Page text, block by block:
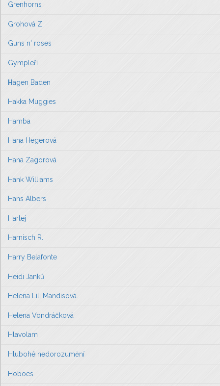
Grenhorns
Grohová Z.
Guns n' roses
Gympleři
Hagen Baden
Hakka Muggies
Hamba
Hana Hegerová
Hana Zagorová
Hank Williams
Hans Albers
Harlej
Harnisch R.
Harry Belafonte
Heidi Janků
Helena Lili Mandisová.
Helena Vondráčková
Hlavolam
Hlubohé nedorozumění
Hoboes